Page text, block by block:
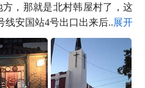
，那就是北村韩屋村了，这
线安国站4号出口出来后...展开